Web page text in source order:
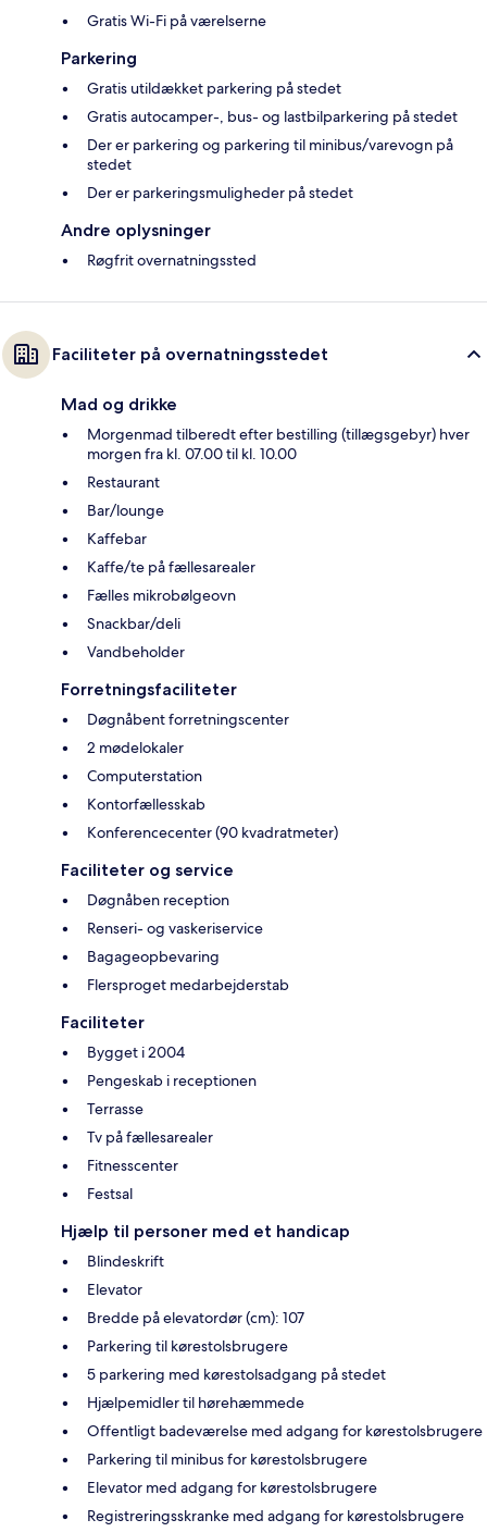
Gratis Wi-Fi på værelserne
Parkering
Gratis utildækket parkering på stedet
Gratis autocamper-, bus- og lastbilparkering på stedet
Der er parkering og parkering til minibus/varevogn på
stedet
Der er parkeringsmuligheder på stedet
Andre oplysninger
Røgfrit overnatningssted
Faciliteter på overnatningsstedet
Mad og drikke
Morgenmad tilberedt efter bestilling (tillægsgebyr) hver
morgen fra kl. 07.00 til kl. 10.00
Restaurant
Bar/lounge
Kaffebar
Kaffe/te på fællesarealer
Fælles mikrobølgeovn
Snackbar/deli
Vandbeholder
Forretningsfaciliteter
Døgnåbent forretningscenter
2 mødelokaler
Computerstation
Kontorfællesskab
Konferencecenter (90 kvadratmeter)
Faciliteter og service
Døgnåben reception
Renseri- og vaskeriservice
Bagageopbevaring
Flersproget medarbejderstab
Faciliteter
Bygget i 2004
Pengeskab i receptionen
Terrasse
Tv på fællesarealer
Fitnesscenter
Festsal
Hjælp til personer med et handicap
Blindeskrift
Elevator
Bredde på elevatordør (cm): 107
Parkering til kørestolsbrugere
5 parkering med kørestolsadgang på stedet
Hjælpemidler til hørehæmmede
Offentligt badeværelse med adgang for kørestolsbrugere
Parkering til minibus for kørestolsbrugere
Elevator med adgang for kørestolsbrugere
Registreringsskranke med adgang for kørestolsbrugere